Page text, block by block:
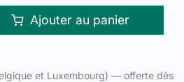
Ajouter au panier
et Luxembourg) — offerte dès